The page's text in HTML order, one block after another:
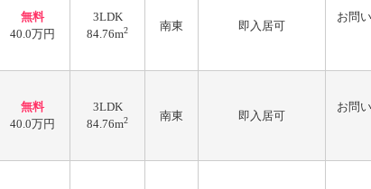
無料
40.0万円
3LDK
84.76m2 南東 即入居可
お問
無料
40.0万円
3LDK
84.76m2 南東 即入居可
お問